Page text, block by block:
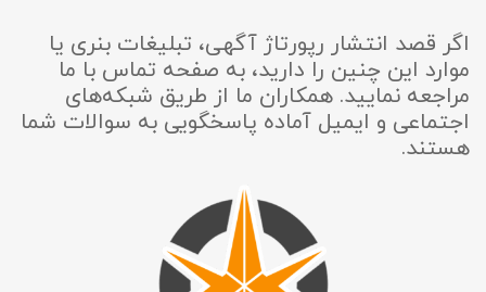
اگر قصد انتشار رپورتاژ آگهی، تبلیغات بنری یا
موارد این چنین را دارید، به صفحه تماس با ما
مراجعه نمایید. همکاران ما از طریق شبکه‌های
اجتماعی و ایمیل آماده پاسخگویی به سوالات شما
هستند.